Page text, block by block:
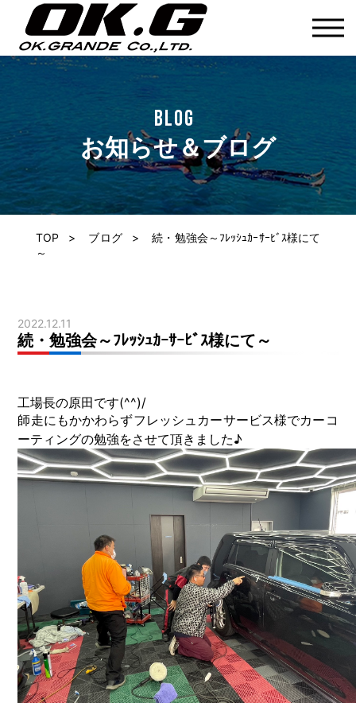
BLOG
お知らせ＆ブログ
TOP > ブログ> 続・勉強会～ﾌﾚｯｼｭｶｰｻｰﾋﾞｽ様にて
～
2022.12.11
続・勉強会～ﾌﾚｯｼｭｶｰｻｰﾋﾞｽ様にて～
工場長の原田です(^^)/
師走にもかかわらずフレッシュカーサービス様でカーコ
ーティングの勉強をさせて頂きました♪